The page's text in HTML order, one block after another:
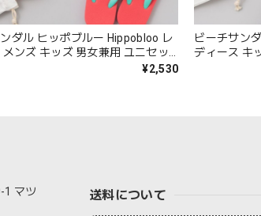
ダル ヒッポブルー Hippobloo レ
ンズ キッズ 男女兼用 ユニセッ
やすい 履きやすい 痛くない サン
¥2,530
ビーチサン
ディース キ
くない サン
1 マツ
送料について